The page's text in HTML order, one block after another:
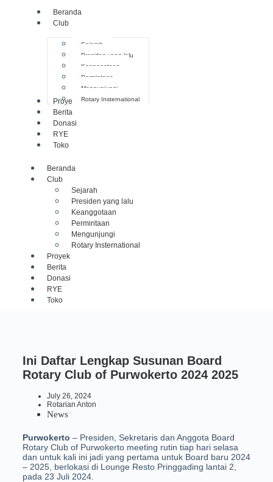
Beranda
Club
Sejarah
Presiden yang lalu
Keanggotaan
Permintaan
Mengunjungi
Rotary Insternational
Proyek
Berita
Donasi
RYE
Toko
Beranda
Club
Sejarah
Presiden yang lalu
Keanggotaan
Permintaan
Mengunjungi
Rotary Insternational
Proyek
Berita
Donasi
RYE
Toko
Ini Daftar Lengkap Susunan Board
Rotary Club of Purwokerto 2024 2025
July 26, 2024
Rotarian Anton
News
Purwokerto – Presiden, Sekretaris dan Anggota Board
Rotary Club of Purwokerto meeting rutin tiap hari selasa
dan untuk kali ini jadi yang pertama untuk Board baru 2024
– 2025, berlokasi di Lounge Resto Pringgading lantai 2,
pada 23 Juli 2024.